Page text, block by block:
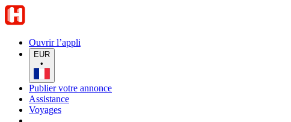
Ouvrir l’appli
EUR
•
Publier votre annonce
Assistance
Voyages